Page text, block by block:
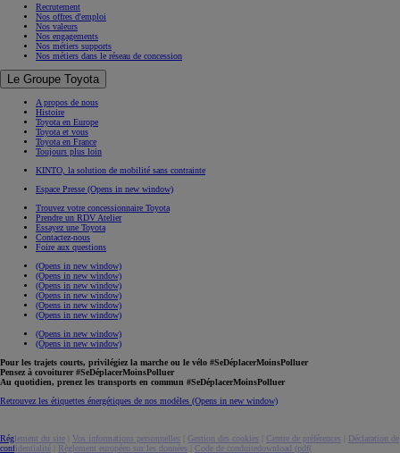
Recrutement
Nos offres d'emploi
Nos valeurs
Nos engagements
Nos métiers supports
Nos métiers dans le réseau de concession
Le Groupe Toyota
A propos de nous
Histoire
Toyota en Europe
Toyota et vous
Toyota en France
Toujours plus loin
KINTO, la solution de mobilité sans contrainte
Espace Presse (Opens in new window)
Trouvez votre concessionnaire Toyota
Prendre un RDV Atelier
Essayez une Toyota
Contactez-nous
Foire aux questions
(Opens in new window)
(Opens in new window)
(Opens in new window)
(Opens in new window)
(Opens in new window)
(Opens in new window)
(Opens in new window)
(Opens in new window)
Pour les trajets courts, privilégiez la marche ou le vélo #SeDéplacerMoinsPolluer
Pensez à covoiturer #SeDéplacerMoinsPolluer
Au quotidien, prenez les transports en commun #SeDéplacerMoinsPolluer
Retrouvez les étiquettes énergétiques de nos modèles (Opens in new window)
Réglement du site Vos informations personnelles Gestion des cookies Centre de préférences
Déclaration de
confidentialité
Règlement européen sur les données Code de conduitedownload (pdf(